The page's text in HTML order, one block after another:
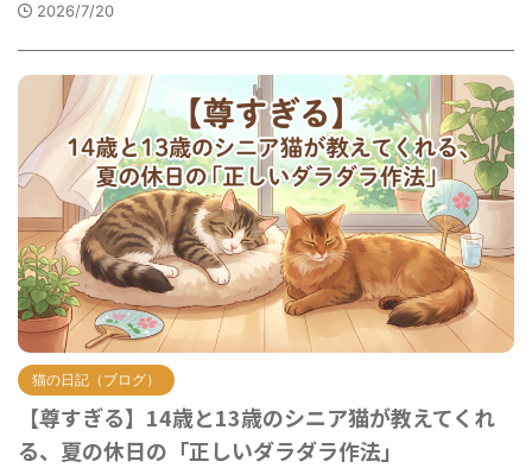
2026/7/20
猫の日記（ブログ）
【尊すぎる】14歳と13歳のシニア猫が教えてくれ
る、夏の休日の「正しいダラダラ作法」